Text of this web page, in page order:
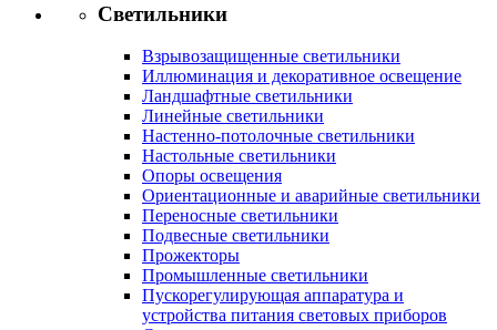
Светильники
Взрывозащищенные светильники
Иллюминация и декоративное освещение
Ландшафтные светильники
Линейные светильники
Настенно-потолочные светильники
Настольные светильники
Опоры освещения
Ориентационные и аварийные светильники
Переносные светильники
Подвесные светильники
Прожекторы
Промышленные светильники
Пускорегулирующая аппаратура и
устройства питания световых приборов